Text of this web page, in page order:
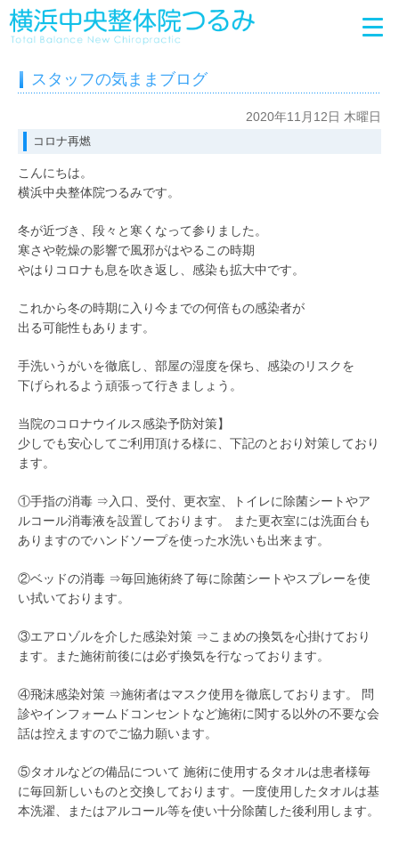
スタッフの気ままブログ
2020年11月12日 木曜日
コロナ再燃
こんにちは。
横浜中央整体院つるみです。
冬が近づき、段々と寒くなって参りました。
寒さや乾燥の影響で風邪がはやるこの時期
やはりコロナも息を吹き返し、感染も拡大中です。
これから冬の時期に入り今までの何倍もの感染者が
出る可能性もあります。
手洗いうがいを徹底し、部屋の湿度を保ち、感染のリスクを
下げられるよう頑張って行きましょう。
当院のコロナウイルス感染予防対策】
少しでも安心してご利用頂ける様に、下記のとおり対策しており
ます。
①手指の消毒 ⇒入口、受付、更衣室、トイレに除菌シートやア
ルコール消毒液を設置しております。 また更衣室には洗面台も
ありますのでハンドソープを使った水洗いも出来ます。
②ベッドの消毒 ⇒毎回施術終了毎に除菌シートやスプレーを使
い拭いております。
③エアロゾルを介した感染対策 ⇒こまめの換気を心掛けており
ます。また施術前後には必ず換気を行なっております。
④飛沫感染対策 ⇒施術者はマスク使用を徹底しております。 問
診やインフォームドコンセントなど施術に関する以外の不要な会
話は控えますのでご協力願います。
⑤タオルなどの備品について 施術に使用するタオルは患者様毎
に毎回新しいものと交換しております。一度使用したタオルは基
本洗濯、またはアルコール等を使い十分除菌した後利用します。